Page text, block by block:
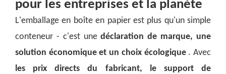
pour les entreprises et la planète
L'emballage en boîte en papier est plus qu'un simple
conteneur - c'est unedéclaration de marque, une
solution économique et un choix écologique . Avec
les prix directs du fabricant, le support de